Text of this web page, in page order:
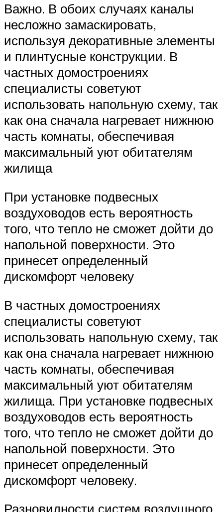
Важно. В обоих случаях каналы
несложно замаскировать,
используя декоративные элементы
и плинтусные конструкции. В
частных домостроениях
специалисты советуют
использовать напольную схему, так
как она сначала нагревает нижнюю
часть комнаты, обеспечивая
максимальный уют обитателям
жилища
При установке подвесных
воздуховодов есть вероятность
того, что тепло не сможет дойти до
напольной поверхности. Это
принесет определенный
дискомфорт человеку
В частных домостроениях
специалисты советуют
использовать напольную схему, так
как она сначала нагревает нижнюю
часть комнаты, обеспечивая
максимальный уют обитателям
жилища. При установке подвесных
воздуховодов есть вероятность
того, что тепло не сможет дойти до
напольной поверхности. Это
принесет определенный
дискомфорт человеку.
Разновидности систем воздушного